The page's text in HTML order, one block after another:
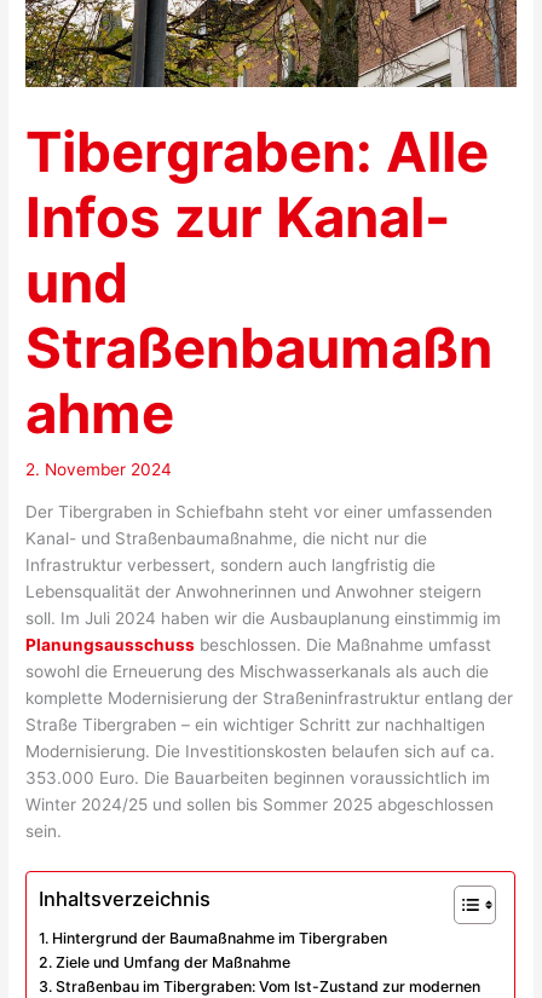
Tibergraben: Alle
Infos zur Kanal-
und
Straßenbaumaßn
ahme
2. November 2024
Der Tibergraben in Schiefbahn steht vor einer umfassenden
Kanal- und Straßenbaumaßnahme, die nicht nur die
Infrastruktur verbessert, sondern auch langfristig die
Lebensqualität der Anwohnerinnen und Anwohner steigern
soll. Im Juli 2024 haben wir die Ausbauplanung einstimmig im
Planungsausschuss beschlossen. Die Maßnahme umfasst
sowohl die Erneuerung des Mischwasserkanals als auch die
komplette Modernisierung der Straßeninfrastruktur entlang der
Straße Tibergraben – ein wichtiger Schritt zur nachhaltigen
Modernisierung. Die Investitionskosten belaufen sich auf ca.
353.000 Euro. Die Bauarbeiten beginnen voraussichtlich im
Winter 2024/25 und sollen bis Sommer 2025 abgeschlossen
sein.
Inhaltsverzeichnis
Hintergrund der Baumaßnahme im Tibergraben
Ziele und Umfang der Maßnahme
Straßenbau im Tibergraben: Vom Ist-Zustand zur modernen